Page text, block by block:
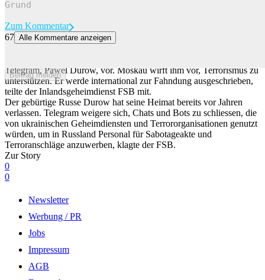
Beitrag melden
Zum Kommentar
67 Alle Kommentare anzeigen
Telegram, Pawel Durow, vor. Moskau wirft ihm vor, Terrorismus zu
unterstützen. Er werde international zur Fahndung ausgeschrieben,
teilte der Inlandsgeheimdienst FSB mit.
Der gebürtige Russe Durow hat seine Heimat bereits vor Jahren
verlassen. Telegram weigere sich, Chats und Bots zu schliessen, die
von ukrainischen Geheimdiensten und Terrororganisationen genutzt
würden, um in Russland Personal für Sabotageakte und
Terroranschläge anzuwerben, klagte der FSB.
Zur Story
0
0
Newsletter
Werbung / PR
Jobs
Impressum
AGB